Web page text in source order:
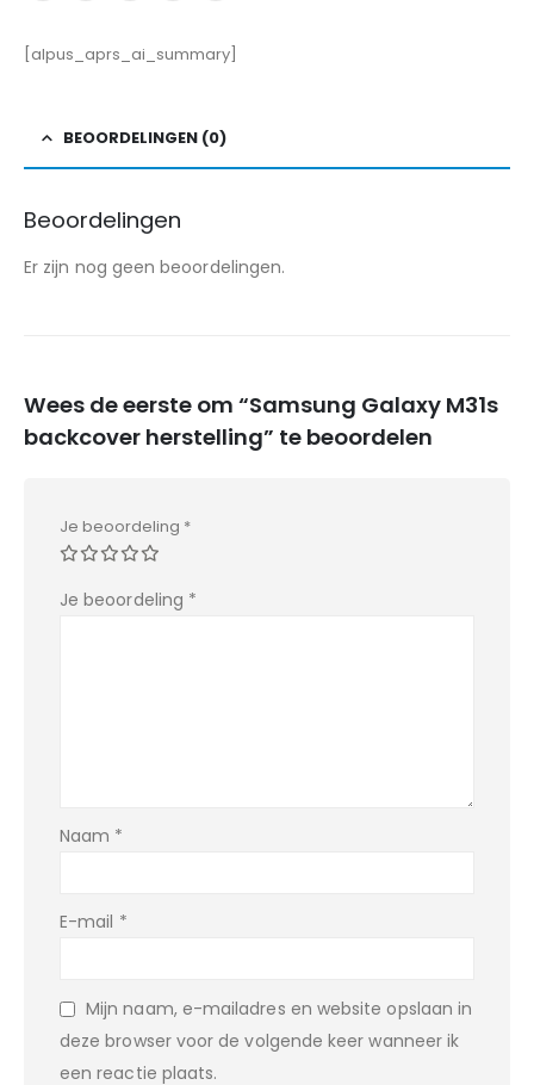
[alpus_aprs_ai_summary]
BEOORDELINGEN (0)
Beoordelingen
Er zijn nog geen beoordelingen.
Wees de eerste om “Samsung Galaxy M31s
backcover herstelling” te beoordelen
Je beoordeling *
Je beoordeling *
Naam *
E-mail *
Mijn naam, e-mailadres en website opslaan in
deze browser voor de volgende keer wanneer ik
een reactie plaats.